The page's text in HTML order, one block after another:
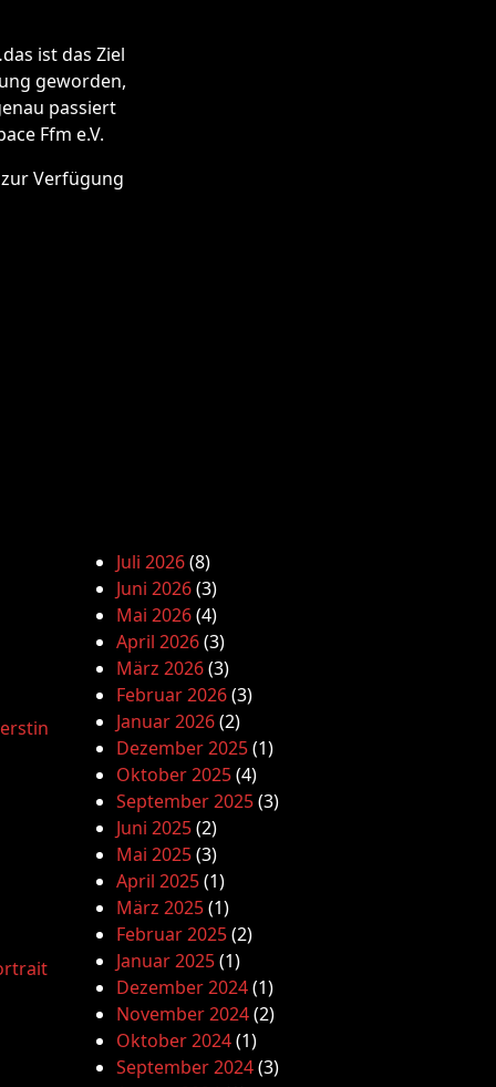
ist das Ziel
geworden,
passiert
Ffm e.V.
Verfügung
Juli 2026(8)
Juni 2026(3)
Mai 2026(4)
April 2026(3)
März 2026(3)
Februar 2026(3)
Januar 2026(2)
Dezember 2025(1)
Oktober 2025(4)
September 2025(3)
Juni 2025(2)
Mai 2025(3)
April 2025(1)
März 2025(1)
Februar 2025(2)
Januar 2025(1)
Dezember 2024(1)
November 2024(2)
Oktober 2024(1)
September 2024(3)